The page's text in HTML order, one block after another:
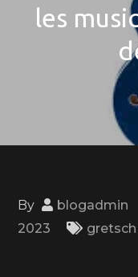
les
By blogadmin
2023
gretsch